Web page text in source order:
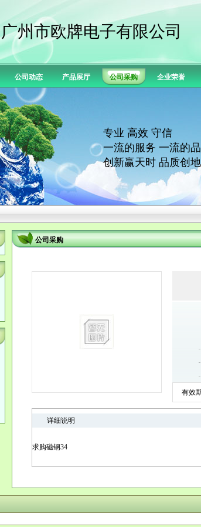
广州市欧牌电子有限公司
公司动态 产品展厅 公司采购 企业荣誉
专业 高效 守信
一流的服务 一流的
创新赢天时 品质创
公司采购
有效
详细说明
求购磁钢34